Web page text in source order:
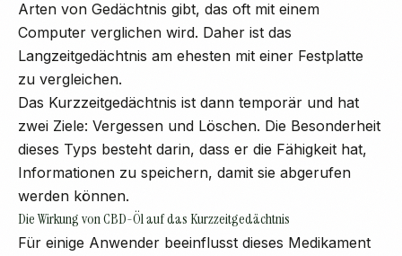
Arten von Gedächtnis gibt, das oft mit einem
Computer verglichen wird. Daher ist das
Langzeitgedächtnis am ehesten mit einer Festplatte
zu vergleichen.
Das Kurzzeitgedächtnis ist dann temporär und hat
zwei Ziele: Vergessen und Löschen. Die Besonderheit
dieses Typs besteht darin, dass er die Fähigkeit hat,
Informationen zu speichern, damit sie abgerufen
werden können.
Die Wirkung von CBD-Öl auf das Kurzzeitgedächtnis
Für einige Anwender beeinflusst dieses Medikament